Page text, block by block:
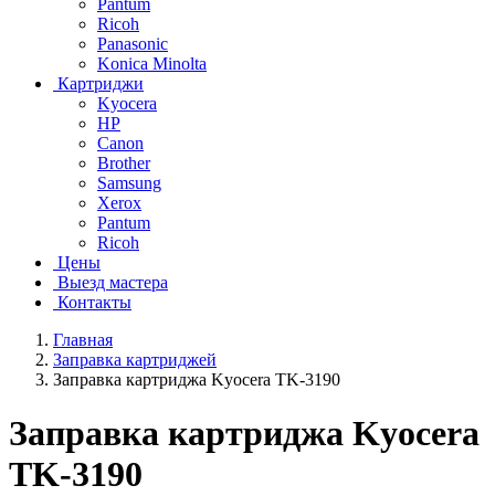
Pantum
Ricoh
Panasonic
Konica Minolta
Картриджи
Kyocera
HP
Canon
Brother
Samsung
Xerox
Pantum
Ricoh
Цены
Выезд мастера
Контакты
Главная
Заправка картриджей
Заправка картриджа Kyocera TK-3190
Заправка картриджа Kyocera
TK-3190